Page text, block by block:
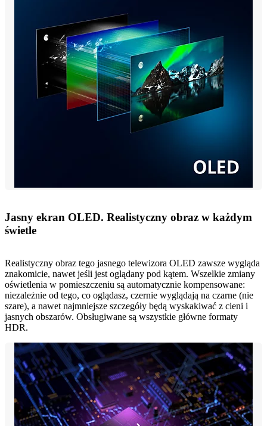
Jasny ekran OLED. Realistyczny obraz w każdym
świetle
Realistyczny obraz tego jasnego telewizora OLED zawsze wygląda
znakomicie, nawet jeśli jest oglądany pod kątem. Wszelkie zmiany
oświetlenia w pomieszczeniu są automatycznie kompensowane:
niezależnie od tego, co oglądasz, czernie wyglądają na czarne (nie
szare), a nawet najmniejsze szczegóły będą wyskakiwać z cieni i
jasnych obszarów. Obsługiwane są wszystkie główne formaty
HDR.